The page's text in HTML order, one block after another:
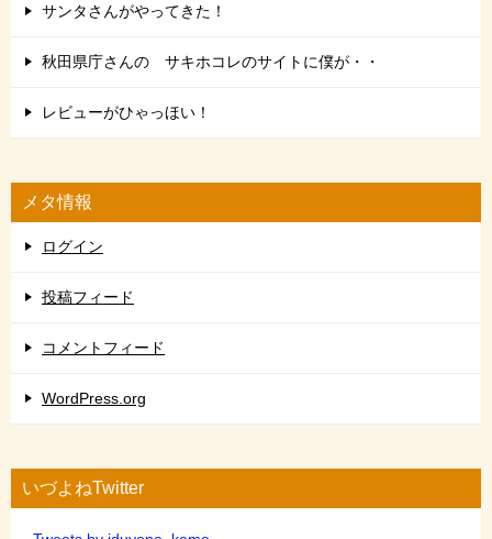
サンタさんがやってきた！
秋田県庁さんの サキホコレのサイトに僕が・・
レビューがひゃっほい！
メタ情報
ログイン
投稿フィード
コメントフィード
WordPress.org
いづよねTwitter